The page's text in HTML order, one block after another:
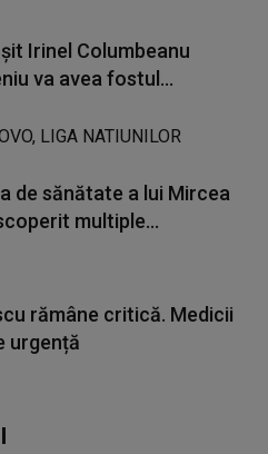
Irinel Columbeanu
va avea fostul...
de sănătate a lui Mircea
multiple...
rămâne critică. Medicii
urgență